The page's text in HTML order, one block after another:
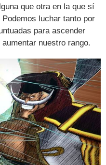
que otra en la que sí
luchar tanto por
para ascender
nuestro rango.